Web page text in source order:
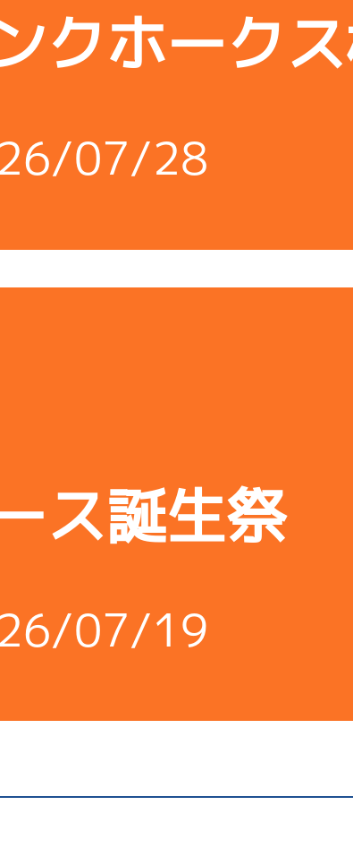
クホーク
07/28
ス誕生祭
07/19